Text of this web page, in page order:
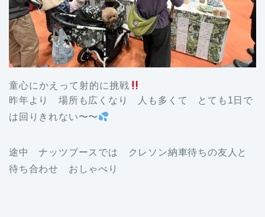
童心にかえって射的に挑戦
昨年より 場所も広くなり 人も多くて とても1日で
は回りきれない〜〜
途中 ナッツブースでは クレソン納車待ちの友人と
待ち合わせ おしゃべり